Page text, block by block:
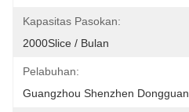
Kapasitas Pasokan:
2000Slice / Bulan
Pelabuhan:
Guangzhou Shenzhen Dongguan